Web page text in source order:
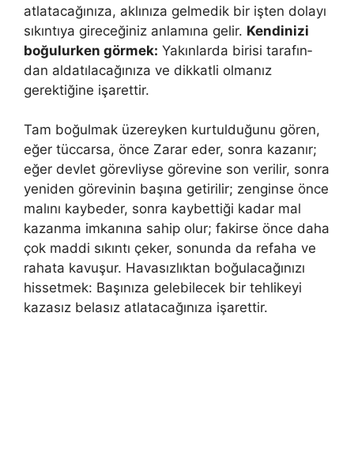
atlatacağınıza, aklınıza gelmedik bir işten dolayı
sıkıntıya gireceğiniz anlamına gelir. Kendinizi
boğulurken görmek: Yakınlarda birisi tarafın­
dan aldatılacağınıza ve dikkatli olmanız
gerektiğine işarettir.
Tam boğulmak üzereyken kur­tulduğunu gören,
eğer tüccarsa, önce Zarar eder, sonra kazanır;
eğer dev­let görevliyse görevine son verilir, sonra
yeniden görevinin başına getirilir; zenginse önce
malını kaybeder, sonra kaybettiği kadar mal
kazanma im­kanına sahip olur; fakirse önce daha
çok maddi sıkıntı çeker, sonunda da refaha ve
rahata kavuşur. Havasızlıktan boğulacağınızı
hissetmek: Başınıza gele­bilecek bir tehlikeyi
kazasız belasız atlatacağınıza işarettir.